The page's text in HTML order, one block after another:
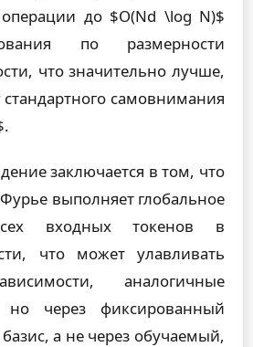
до $O(Nd \log N)$
по размерности
что значительно лучше,
самовнимания
заключается в том, что
выполняет глобальное
входных токенов в
что может улавливать
аналогичные
но через фиксированный
а не через обучаемый,